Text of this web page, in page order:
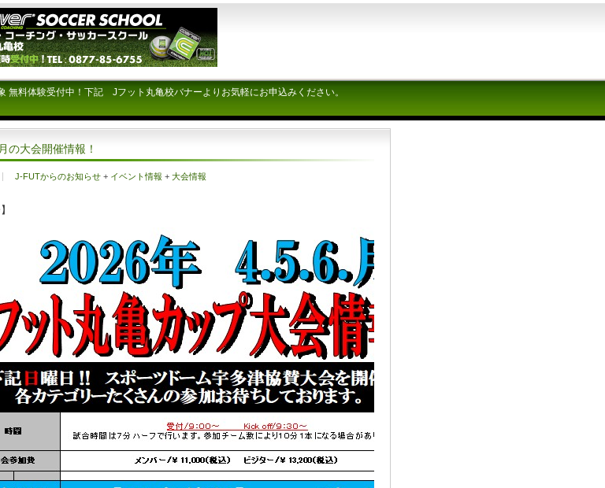
無料体験受付中！下記 Jフット丸亀校バナーよりお気軽にお申込みください。
の大会開催情報！
J-FUTからのお知らせ + イベント情報 + 大会情報